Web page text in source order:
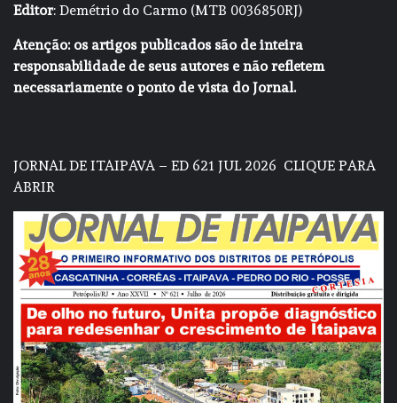
Editor: Demétrio do Carmo (MTB 0036850RJ)
Atenção: os artigos publicados são de inteira
responsabilidade de seus autores e não refletem
necessariamente o ponto de vista do Jornal.
JORNAL DE ITAIPAVA – ED 621 JUL 2026 CLIQUE PARA
ABRIR